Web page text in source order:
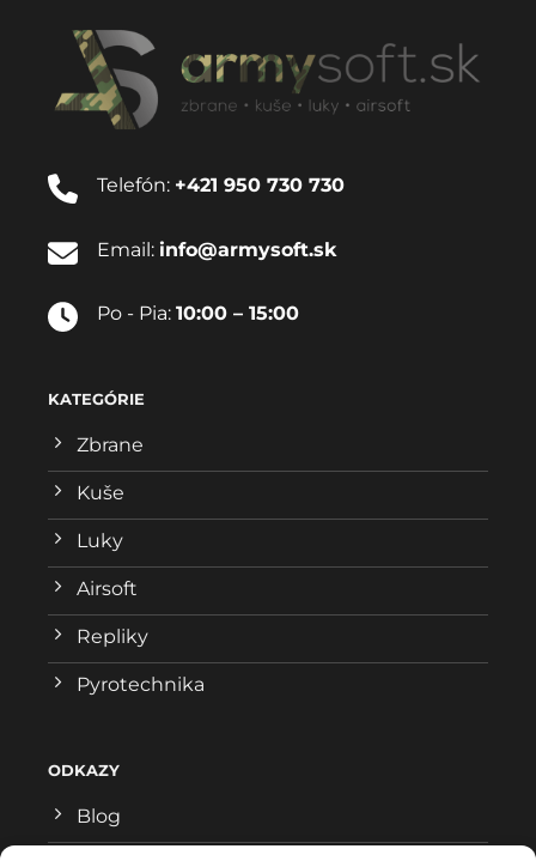
Telefón: +421 950 730 730
Email: info@armysoft.sk
Po - Pia: 10:00 – 15:00
KATEGÓRIE
Zbrane
Kuše
Luky
Airsoft
Repliky
Pyrotechnika
ODKAZY
Blog